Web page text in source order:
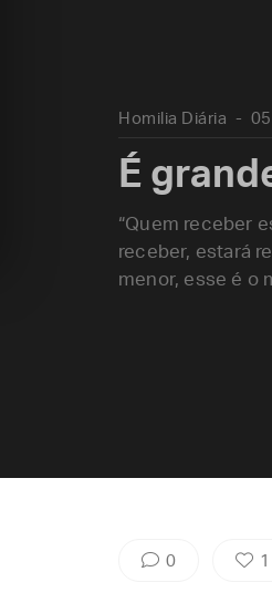
Homilia Diária
É
“Quem receber
receber, estará
menor, esse é o
0 1